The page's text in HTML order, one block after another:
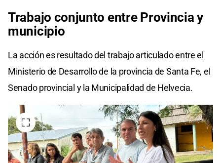
Trabajo conjunto entre Provincia y
municipio
La acción es resultado del trabajo articulado entre el
Ministerio de Desarrollo de la provincia de Santa Fe, el
Senado provincial y la Municipalidad de Helvecia.